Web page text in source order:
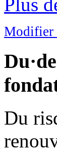
Plus
Modifier
Du